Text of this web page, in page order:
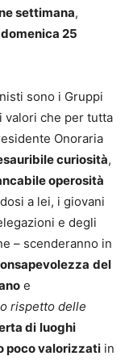
settimana,
25
sono i Gruppi
valori che per tutta
Onoraria
curiosità,
operosità
a lei, i giovani
e degli
– scenderanno in
del
e
rispetto delle
di luoghi
poco valorizzati in